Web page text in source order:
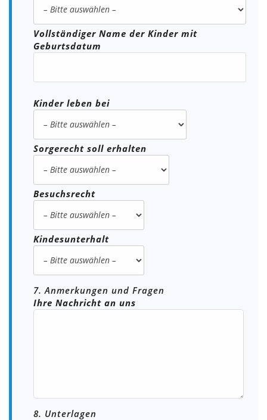
Vollständiger Name der Kinder mit
Geburtsdatum
Kinder leben bei
Sorgerecht soll erhalten
Besuchsrecht
Kindesunterhalt
7. Anmerkungen und Fragen
Ihre Nachricht an uns
8. Unterlagen